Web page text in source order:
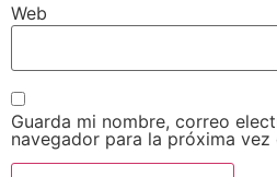
Web
Guarda mi nombre, correo
navegador para la próxima vez